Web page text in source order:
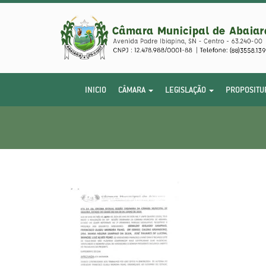
INICIO CÂMARA LEGISLAÇÃO